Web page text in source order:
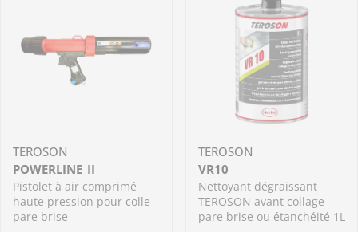
TEROSON
POWERLINE_II
Pistolet à air comprimé
haute pression pour colle
pare brise
TEROSON
VR10
Nettoyant dégraissant
TEROSON avant collage
pare brise ou étanchéité 1L